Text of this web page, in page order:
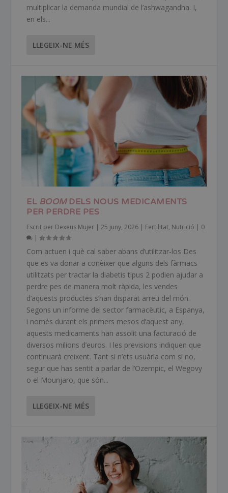
multiplicar la demanda mundial de l’ashwagandha. I,
en els...
LLEGEIX-NE MÉS
EL BOOMDELS NOUS MEDICAMENTS
PER PERDRE PES
Escrit per Dexeus Mujer |25 juny, 2026 | Fertilitat, Nutrició | 0
|
Com actuen i què cal saber abans d’utilitzar-los Des
que es va donar a conèixer que alguns dels fàrmacs
utilitzats per tractar la diabetis tipus 2 podien ajudar a
perdre pes de manera molt ràpida, les vendes
d’aquests productes s’han disparat arreu del món.
Segons un informe del sector farmacèutic, a Espanya,
i només durant els primers mesos d’aquest any,
aquests medicaments han assolit una facturació de
diversos milions d’euros. I les previsions indiquen que
continuarà creixent. Tant si n’ets usuària com si no,
segur que has sentit a parlar de l’Ozempic, el Wegovy
o el Mounjaro, que són...
LLEGEIX-NE MÉS